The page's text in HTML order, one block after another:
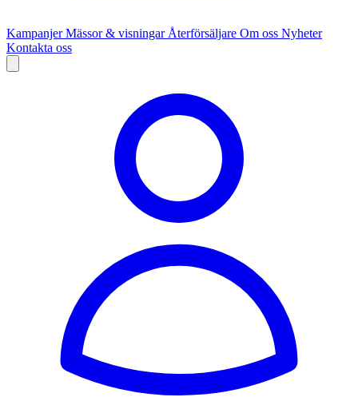
KampanjerMässor & visningar Återförsäljare Om oss Nyheter
Kontakta oss